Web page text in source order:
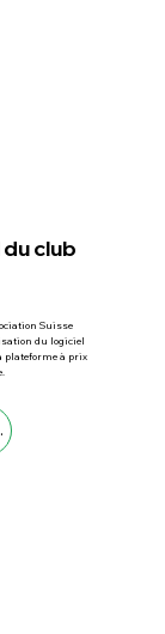
club
Suisse
du logiciel
plateforme à prix